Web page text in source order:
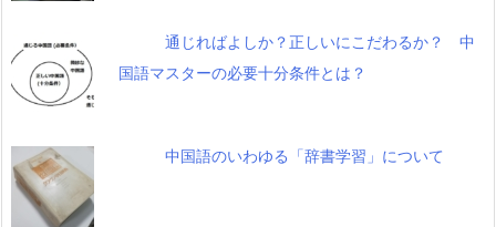
通じればよしか？正しいにこだわるか？ 中
国語マスターの必要十分条件とは？
中国語のいわゆる「辞書学習」について